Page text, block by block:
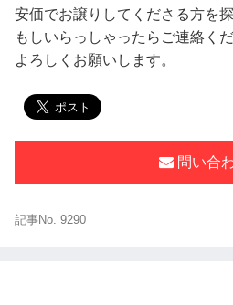
安価でお譲りしてくださる方を
もしいらっしゃったらご連絡くだ
よろしくお願いします。
問い合
記事No. 9290